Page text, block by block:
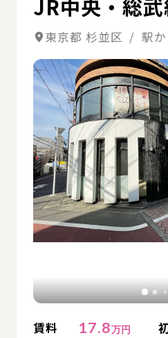
JR中央・総
東京都 杉並区 / 駅か
賃料 17.8万円